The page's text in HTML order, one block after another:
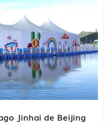
Jinhai de Beijing